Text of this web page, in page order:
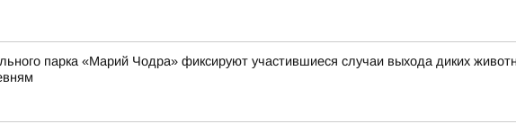
парка «Марий Чодра» фиксируют участившиеся случаи выхода диких